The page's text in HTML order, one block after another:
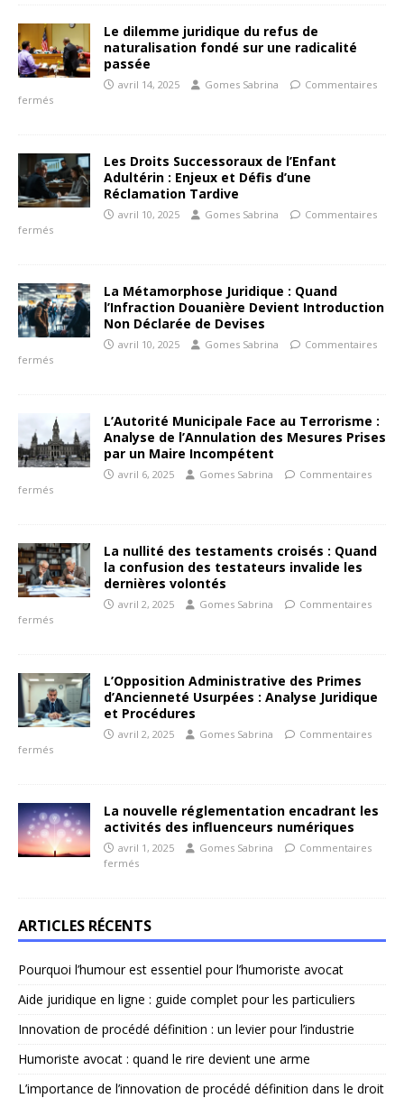
Le dilemme juridique du refus de
naturalisation fondé sur une radicalité
passée
avril 14, 2025 Gomes Sabrina
Commentaires
fermés
Les Droits Successoraux de l’Enfant
Adultérin : Enjeux et Défis d’une
Réclamation Tardive
avril 10, 2025 Gomes Sabrina
Commentaires
fermés
La Métamorphose Juridique : Quand
l’Infraction Douanière Devient Introduction
Non Déclarée de Devises
avril 10, 2025 Gomes Sabrina
Commentaires
fermés
L’Autorité Municipale Face au Terrorisme :
Analyse de l’Annulation des Mesures Prises
par un Maire Incompétent
avril 6, 2025 Gomes Sabrina
Commentaires
fermés
La nullité des testaments croisés : Quand
la confusion des testateurs invalide les
dernières volontés
avril 2, 2025 Gomes Sabrina
Commentaires
fermés
L’Opposition Administrative des Primes
d’Ancienneté Usurpées : Analyse Juridique
et Procédures
avril 2, 2025 Gomes Sabrina
Commentaires
fermés
La nouvelle réglementation encadrant les
activités des influenceurs numériques
avril 1, 2025 Gomes Sabrina
Commentaires
fermés
ARTICLES RÉCENTS
Pourquoi l’humour est essentiel pour l’humoriste avocat
Aide juridique en ligne : guide complet pour les particuliers
Innovation de procédé définition : un levier pour l’industrie
Humoriste avocat : quand le rire devient une arme
L’importance de l’innovation de procédé définition dans le droit